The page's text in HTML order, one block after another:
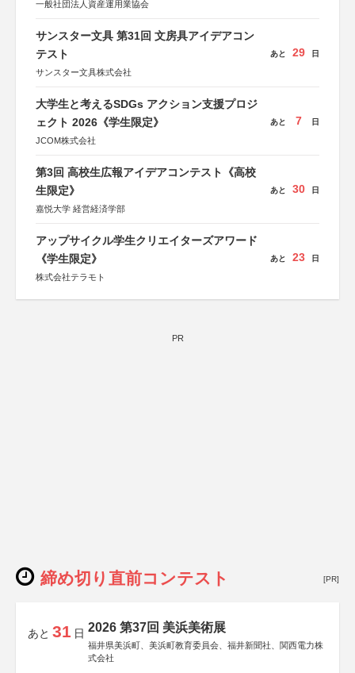
一般社団法人資産運用業協会
サンスター文具 第31回 文房具アイデアコン
テスト
サンスター文具株式会社
あと 29 日
大学生と考えるSDGs アクション支援プロジ
ェクト 2026《学生限定》
JCOM株式会社
あと 7 日
第3回 高校生広報アイデアコンテスト《高校
生限定》
嘉悦大学 経営経済学部
あと 30 日
アップサイクル学生クリエイターズアワード
《学生限定》
株式会社テラモト
あと 23 日
PR
締め切り直前コンテスト [PR]
あと 31 日 2026 第37回 美浜美術展
福井県美浜町、美浜町教育委員会、福井新聞社、関西電力株
式会社